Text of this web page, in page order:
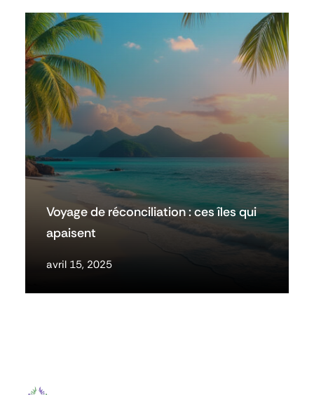
Voyage de réconciliation : ces îles qui
apaisent
avril 15, 2025